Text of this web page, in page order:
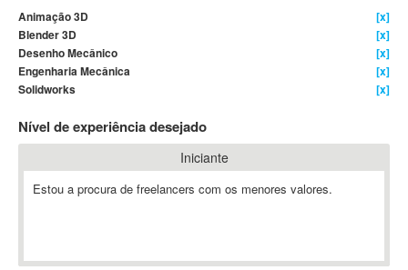
4D Dimension
802.11
A&P
A-GPS
A2Billing
AAUS Scientific Diver
ABAP
ABIS
Animação 3D
[x]
Blender 3D
[x]
Desenho Mecânico
[x]
Engenharia Mecânica
[x]
Solidworks
[x]
Nível de experiência desejado
Iniciante
Estou a procura de freelancers com os menores valores.